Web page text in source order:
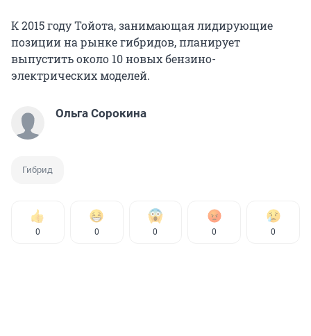
К 2015 году Тойота, занимающая лидирующие
позиции на рынке гибридов, планирует
выпустить около 10 новых бензино-
электрических моделей.
Ольга Сорокина
Гибрид
0 0 0 0 0